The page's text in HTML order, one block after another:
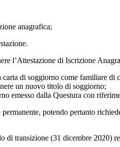
anagrafica;
l’Attestazione di Iscrizione
di soggiorno come familiare di
un nuovo titolo di soggiorno;
emesso dalla Questura con
potendo pertanto
transizione (31 dicembre 2020)